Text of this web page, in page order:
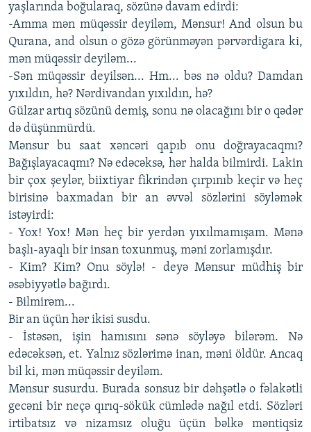
yaşlarında boğularaq, sözünə davam edirdi:
-Amma mən müqəssir deyiləm, Mənsur! And olsun bu
Qurana, and olsun o gözə görünməyən pərvərdigara ki,
mən müqəssir deyiləm...
-Sən müqəssir deyilsən... Hm... bəs nə oldu? Damdan
yıxıldın, hə? Nərdivandan yıxıldın, hə?
Gülzar artıq sözünü demiş, sonu nə olacağını bir o qədər
də düşünmürdü.
Mənsur bu saat xəncəri qapıb onu doğrayacaqmı?
Bağışlayacaqmı? Nə edəcəksə, hər halda bilmirdi. Lakin
bir çox şeylər, biixtiyar fikrindən çırpınıb keçir və heç
birisinə baxmadan bir an əvvəl sözlərini söyləmək
istəyirdi:
- Yox! Yox! Mən heç bir yerdən yıxılmamışam. Mənə
başlı-ayaqlı bir insan toxunmuş, məni zorlamışdır.
- Kim? Kim? Onu söylə! - deyə Mənsur müdhiş bir
əsəbiyyətlə bağırdı.
- Bilmirəm...
Bir an üçün hər ikisi susdu.
- İstəsən, işin hamısını sənə söyləyə bilərəm. Nə
edəcəksən, et. Yalnız sözlərimə inan, məni öldür. Ancaq
bil ki, mən müqəssir deyiləm.
Mənsur susurdu. Burada sonsuz bir dəhşətlə o fəlakətli
gecəni bir neçə qırıq-sökük cümlədə nağıl etdi. Sözləri
irtibatsız və nizamsız oluğu üçün bəlkə məntiqsiz